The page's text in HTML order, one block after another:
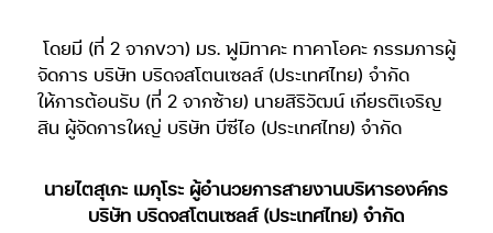
โดยมี (ที่ 2 จากขวา) มร. ฟูมิทาคะ ทาคาโอคะ กรรมการผู้
จัดการ บริษัท บริดจสโตนเซลส์ (ประเทศไทย) จำกัด
ให้การต้อนรับ (ที่ 2 จากซ้าย) นายสิริวัฒน์ เกียรติเจริญ
สิน ผู้จัดการใหญ่ บริษัท บีซีไอ (ประเทศไทย) จำกัด
นายไตสุเกะ เมกุโระ ผู้อำนวยการสายงานบริหารองค์กร
บริษัท บริดจสโตนเซลส์ (ประเทศไทย) จำกัด